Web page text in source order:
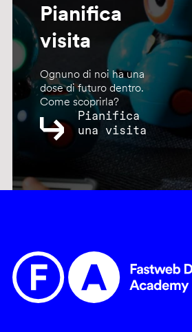
Pianifica
visita
Ognuno di noi ha una
dose di futuro dentro.
Come scoprirla?
Pianifica
una visita